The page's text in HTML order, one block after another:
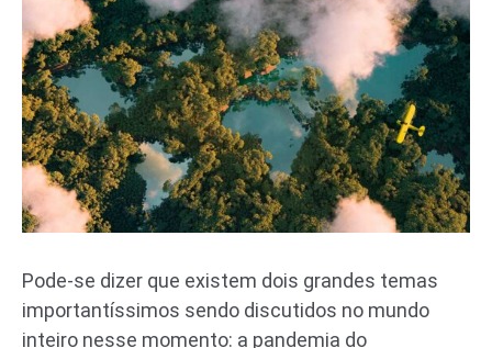
Pode-se dizer que existem dois grandes temas
importantíssimos sendo discutidos no mundo
inteiro nesse momento: a pandemia do